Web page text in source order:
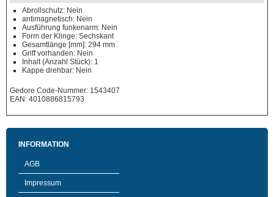
Abrollschutz: Nein
antimagnetisch: Nein
Ausführung funkenarm: Nein
Form der Klinge: Sechskant
Gesamtlänge [mm]: 294 mm
Griff vorhanden: Nein
Inhalt (Anzahl Stück): 1
Kappe drehbar: Nein
Gedore Code-Nummer: 1543407
EAN: 4010886815793
INFORMATION
AGB
Impressum